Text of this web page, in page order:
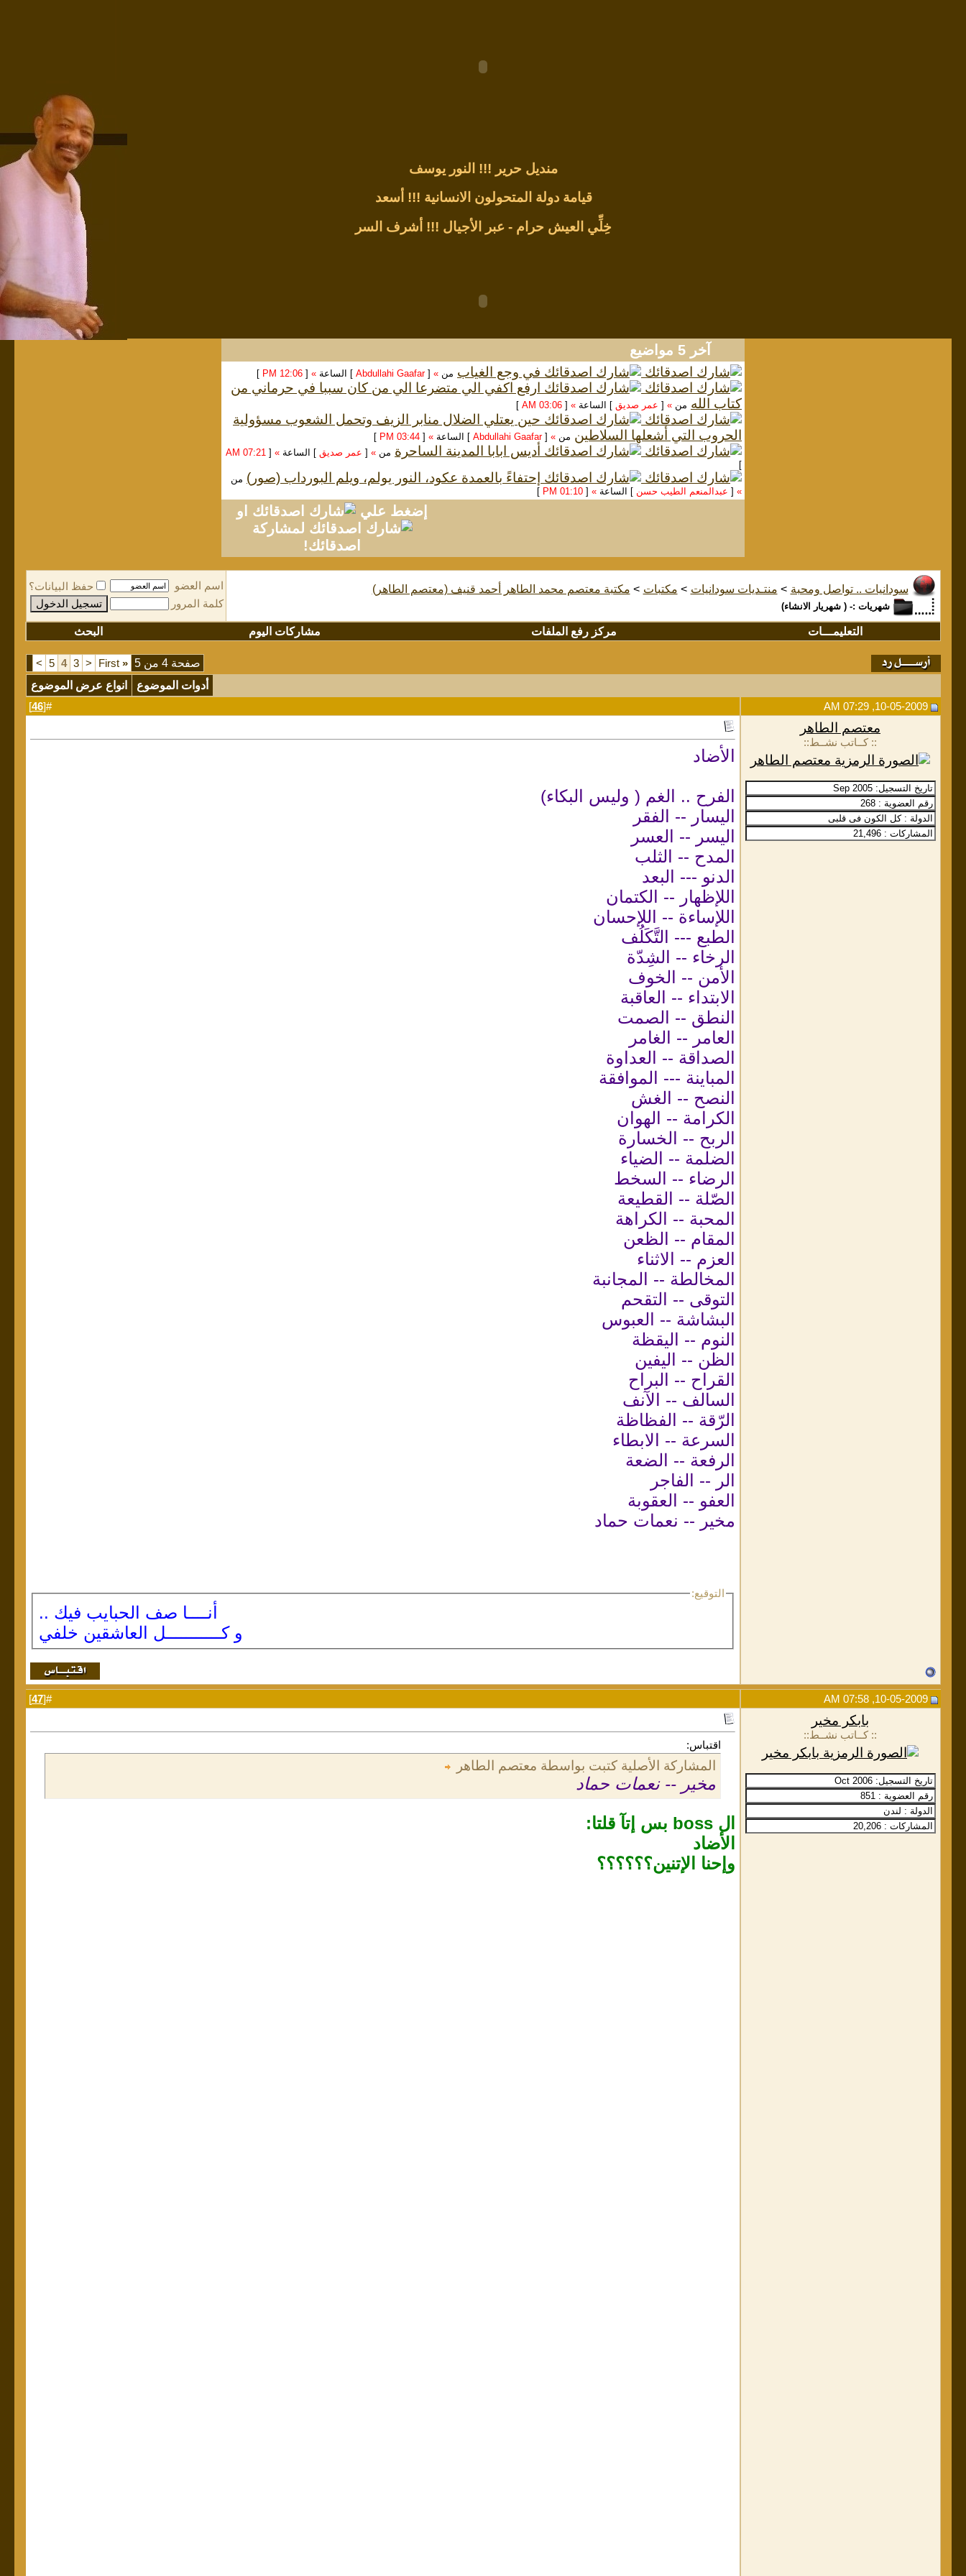
منديل حرير !!! النور يوسف
قيامة دولة المتحولون الانسانية !!! أسعد
خِلِّي العيش حرام - عبر الأجيال !!! أشرف السر
آخر 5 مواضيع
في وجع الغياب من »
[
Abdullahi Gaafar ] الساعة »
[
12:06 PM
]
ارفع اكفي الي متضرعا الي من كان سببا في حرماني من
كتاب الله من »
[عمر صديق ] الساعة »
[
03:06 AM
]
حين يعتلي الضلال منابر الزيف وتحمل الشعوب مسؤولية
الحروب التي أشعلها السلاطين من »
[
Abdullahi Gaafar ] الساعة »
[
03:44 PM
]
أديس ابابا المدينة الساحرة من »
[عمر صديق ] الساعة »
[
07:21 AM
]
إحتفاءً بالعمدة عكود، النور يولم، ويلم البورداب (صور) من
»
[عبدالمنعم الطيب حسن ] الساعة »
[
01:10 PM
]
إضغط علي
او
لمشاركة
اصدقائك!
سودانيات .. تواصل ومحبة > منتـديات سودانيات > مكتبات > مكتبة معتصم محمد الطاهر أحمد قنيف (معتصم الطاهر)
شهريات :- ( شهريار الانشاء)
اسم العضو
حفظ البيانات؟
كلمة المرور
التعليمـــات مركز رفع الملفات مشاركات اليوم البحث
صفحة 4 من 5 «
First
<
3
4
5
>
أدوات الموضوع
انواع عرض الموضوع
10-05-2009, 07:29 AM
#[
46
]
معتصم الطاهر
:: كــاتب نشــط::
الأضاد
الفرح .. الغم ( وليس البكاء)
اليسار -- الفقر
اليسر -- العسر
المدح -- الثلب
الدنو --- البعد
اللإظهار -- الكتمان
اللإساءة -- اللإحسان
الطبع --- التَّكَلُف
الرخاء -- الشِدّة
الأمن -- الخوف
الابتداء -- العاقبة
النطق -- الصمت
العامر -- الغامر
الصداقة -- العداوة
المباينة --- الموافقة
النصح -- الغش
الكرامة -- الهوان
الربح -- الخسارة
الضلمة -- الضياء
الرضاء -- السخط
الصّلة -- القطيعة
المحبة -- الكراهة
المقام -- الظعن
العزم -- الاثناء
المخالطة -- المجانبة
التوقى -- التقحم
البشاشة -- العبوس
النوم -- اليقظة
الظن -- اليفين
القراح -- البراح
السالف -- الآنف
الرّقة -- الفظاظة
السرعة -- الابطاء
الرفعة -- الضعة
الر -- الفاجر
العفو -- العقوبة
مخير -- نعمات حماد
التوقيع:
أنــــا صف الحبايب فيك ..
و كـــــــــــل العاشقين خلفي
10-05-2009, 07:58 AM
#[
47
]
بابكر مخير
:: كــاتب نشــط::
اقتباس:
المشاركة الأصلية كتبت بواسطة معتصم الطاهر
مخير -- نعمات حماد
ال boss بس إتآ قلتا:
الأضاد
وإحنا الإتنين؟؟؟؟؟؟